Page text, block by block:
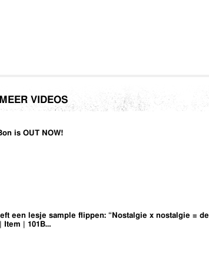
MEER VIDEOS
is OUT NOW!
een lesje sample flippen: “Nostalgie x nostalgie = de
Item | 101B…